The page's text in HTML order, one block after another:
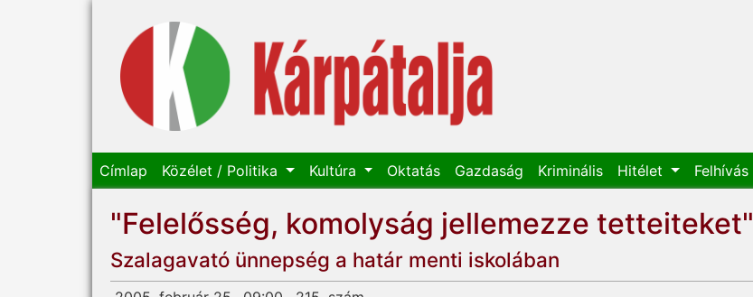
Címlap Közélet / Politika Kultúra Oktatás Gazdaság Kriminális Hitélet Felhívás
"Felelősség, komolyság jellemezze tetteiteket"
Szalagavató ünnepség a határ menti iskolában